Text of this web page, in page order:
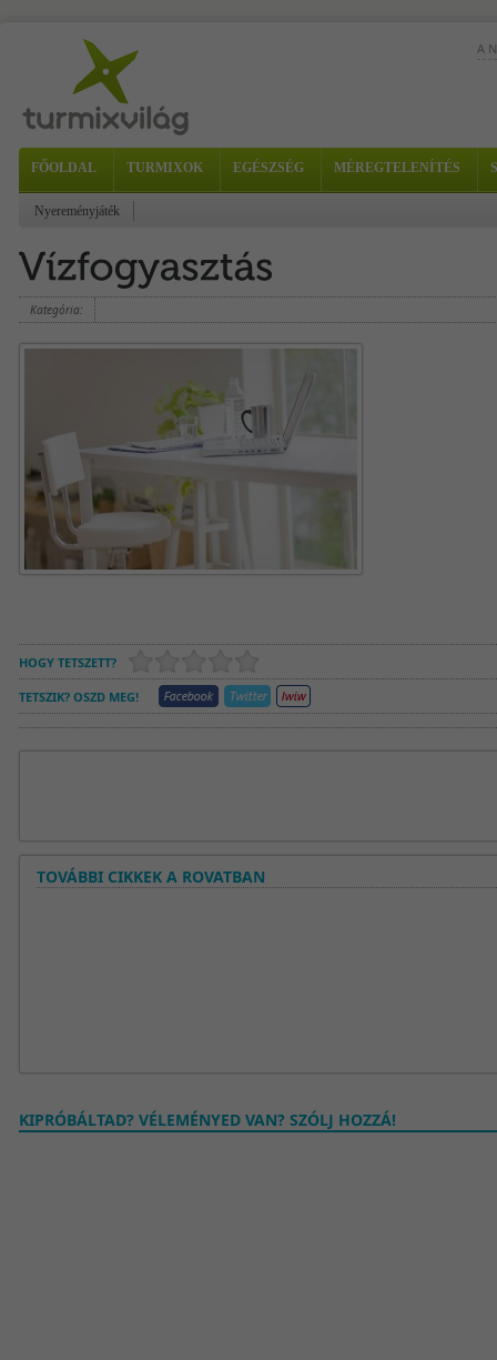
A
FŐOLDAL TURMIXOK EGÉSZSÉG MÉREGTELENÍTÉS
Nyereményjáték
Kategória:
HOGY TETSZETT?
TETSZIK? OSZD MEG!
TOVÁBBI CIKKEK A ROVATBAN
KIPRÓBÁLTAD? VÉLEMÉNYED VAN? SZÓLJ HOZZÁ!